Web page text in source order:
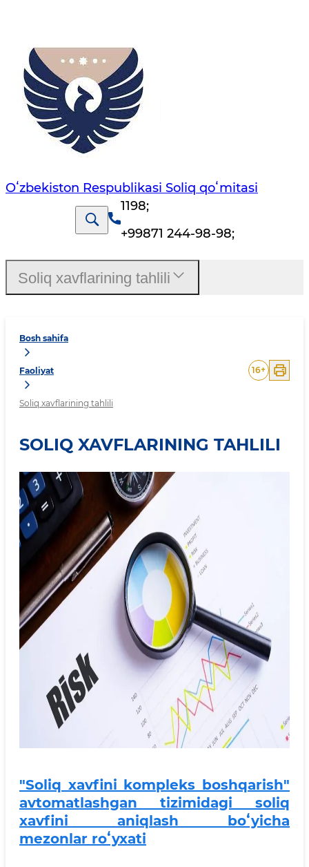
Oʻzbekiston Respublikasi Soliq qoʻmitasi
1198;
+99871 244-98-98;
Bosh sahifa
Faoliyat
Soliq xavflarining tahlili
16+
SOLIQ XAVFLARINING TAHLILI
"Soliq xavfini kompleks boshqarish"
avtomatlashgan tizimidagi soliq
xavfini aniqlash boʻyicha
mezonlar roʻyxati
Soliq xavflarining tahlili